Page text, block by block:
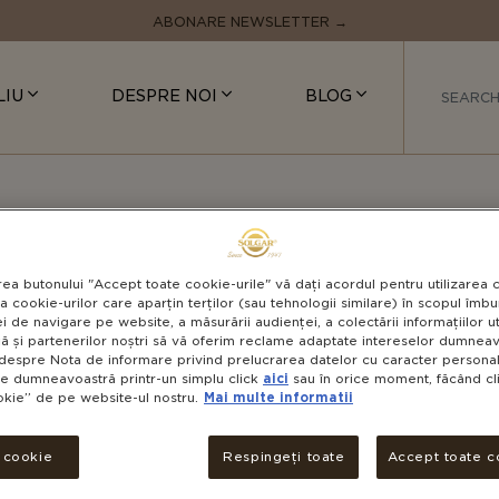
ABONARE NEWSLETTER →
DESPRE NOI BLOG
& Antistres
L-
L-lizina
butonului "Accept toate cookie-urile" vă dați acordul pentru utilizarea
cookie-urilor care aparțin terților (sau tehnologii similare) în scopul
de navigare pe website, a măsurării audienței, a colectării informațiilor
și partenerilor noștri să vă oferim reclame adaptate intereselor
Nota de informare privind prelucrarea datelor cu caracter
dumneavoastră printr-un simplu click aici sau în orice moment, făcând
de pe website-ul nostru.
Mai multe informatii
Respingeți toate Accept toate
cookie